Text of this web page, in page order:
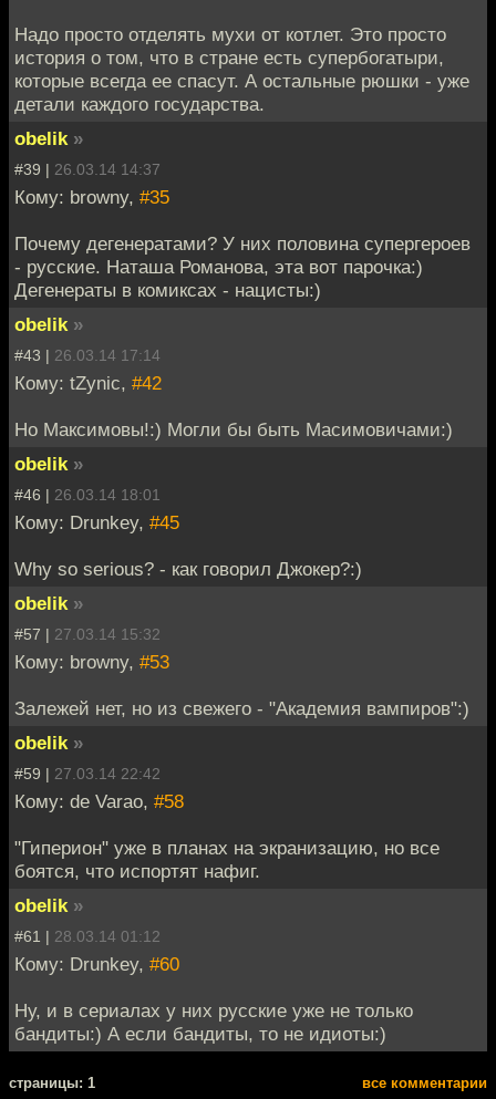
Надо просто отделять мухи от котлет. Это просто
история о том, что в стране есть супербогатыри,
которые всегда ее спасут. А остальные рюшки - уже
детали каждого государства.
obelik »
#39 | 26.03.14 14:37
Кому: browny, #35
Почему дегенератами? У них половина супергероев
- русские. Наташа Романова, эта вот парочка:)
Дегенераты в комиксах - нацисты:)
obelik »
#43 | 26.03.14 17:14
Кому: tZynic, #42
Но Максимовы!:) Могли бы быть Масимовичами:)
obelik »
#46 | 26.03.14 18:01
Кому: Drunkey, #45
Why so serious? - как говорил Джокер?:)
obelik »
#57 | 27.03.14 15:32
Кому: browny, #53
Залежей нет, но из свежего - "Академия вампиров":)
obelik »
#59 | 27.03.14 22:42
Кому: de Varao, #58
"Гиперион" уже в планах на экранизацию, но все
боятся, что испортят нафиг.
obelik »
#61 | 28.03.14 01:12
Кому: Drunkey, #60
Ну, и в сериалах у них русские уже не только
бандиты:) А если бандиты, то не идиоты:)
cтраницы: 1 все комментарии